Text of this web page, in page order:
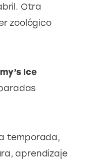
Otra
zoológico
Ice
temporada,
aprendizaje